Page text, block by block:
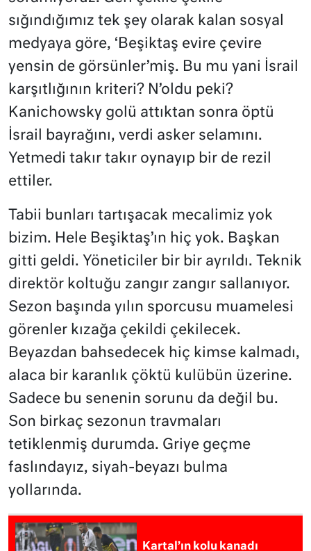
sığındığımız tek şey olarak kalan sosyal
medyaya göre, ‘Beşiktaş evire çevire
yensin de görsünler’miş. Bu mu yani İsrail
karşıtlığının kriteri? N’oldu peki?
Kanichowsky golü attıktan sonra öptü
İsrail bayrağını, verdi asker selamını.
Yetmedi takır takır oynayıp bir de rezil
ettiler.
Tabii bunları tartışacak mecalimiz yok
bizim. Hele Beşiktaş’ın hiç yok. Başkan
gitti geldi. Yöneticiler bir bir ayrıldı. Teknik
direktör koltuğu zangır zangır sallanıyor.
Sezon başında yılın sporcusu muamelesi
görenler kızağa çekildi çekilecek.
Beyazdan bahsedecek hiç kimse kalmadı,
alaca bir karanlık çöktü kulübün üzerine.
Sadece bu senenin sorunu da değil bu.
Son birkaç sezonun travmaları
tetiklenmiş durumda. Griye geçme
faslındayız, siyah-beyazı bulma
yollarında.
Kartal’ın kolu kanadı